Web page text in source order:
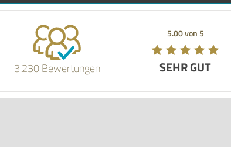
3.230 Bewertungen
5.00 von 5
SEHR GUT